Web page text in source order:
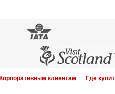
Корпоративным клиентам Где